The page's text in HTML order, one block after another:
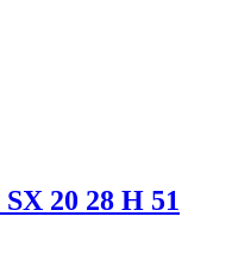
20 28 H 51